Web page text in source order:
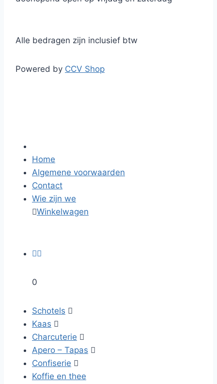
Alle bedragen zijn inclusief btw
Powered by CCV Shop
Home
Algemene voorwaarden
Contact
Wie zijn we
Winkelwagen

0
Schotels 
Kaas 
Charcuterie 
Apero – Tapas 
Confiserie 
Koffie en thee